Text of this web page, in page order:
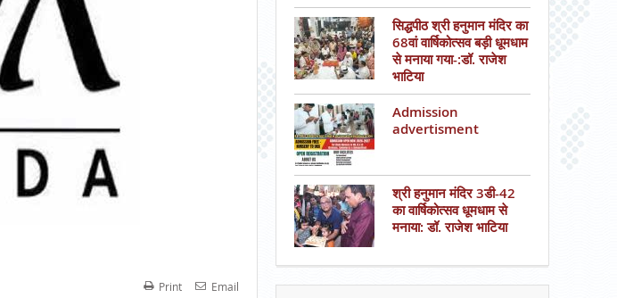
Print Email
सिद्धपीठ श्री हनुमान मंदिर का
68वां वार्षिकोत्सव बड़ी धूमधाम
से मनाया गया-:डॉ. राजेश
भाटिया
Admission
advertisment
श्री हनुमान मंदिर 3डी-42
का वार्षिकोत्सव धूमधाम से
मनाया: डॉ. राजेश भाटिया